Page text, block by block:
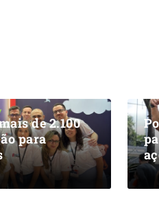
de 2.100
para